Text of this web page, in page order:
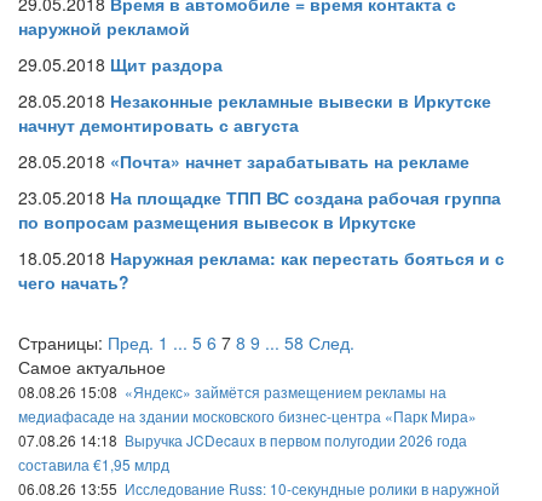
наружной рекламой
29.05.2018 Щит раздора
28.05.2018 Незаконные рекламные вывески в Иркутске
начнут демонтировать с августа
28.05.2018 «Почта» начнет зарабатывать на рекламе
23.05.2018 На площадке ТПП ВС создана рабочая группа
по вопросам размещения вывесок в Иркутске
18.05.2018 Наружная реклама: как перестать бояться и с
чего начать?
Страницы: Пред. 1 ... 5 6 7 8 9 ... 58 След.
Самое актуальное
08.08.26 15:08 «Яндекс» займётся размещением рекламы на
медиафасаде на здании московского бизнес-центра «Парк Мира»
07.08.26 14:18 Выручка JCDecaux в первом полугодии 2026 года
составила €1,95 млрд
06.08.26 13:55 Исследование Russ: 10-секундные ролики в наружной